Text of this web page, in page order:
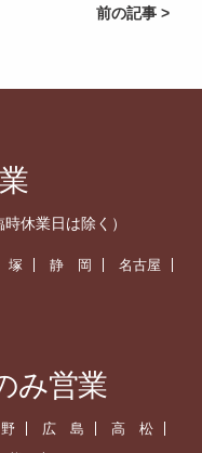
前の記事 >
休業日は除く）
塚 静 岡
名古屋
み営業
広 島
高 松